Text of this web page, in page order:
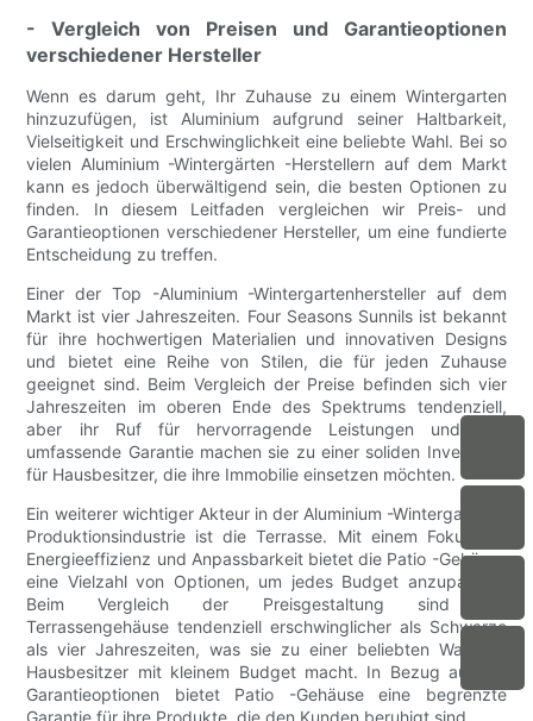
- Vergleich von Preisen und Garantieoptionen
verschiedener Hersteller
Wenn es darum geht, Ihr Zuhause zu einem Wintergarten
hinzuzufügen, ist Aluminium aufgrund seiner Haltbarkeit,
Vielseitigkeit und Erschwinglichkeit eine beliebte Wahl. Bei so
vielen Aluminium -Wintergärten -Herstellern auf dem Markt
kann es jedoch überwältigend sein, die besten Optionen zu
finden. In diesem Leitfaden vergleichen wir Preis- und
Garantieoptionen verschiedener Hersteller, um eine fundierte
Entscheidung zu treffen.
Einer der Top -Aluminium -Wintergartenhersteller auf dem
Markt ist vier Jahreszeiten. Four Seasons Sunnils ist bekannt
für ihre hochwertigen Materialien und innovativen Designs
und bietet eine Reihe von Stilen, die für jeden Zuhause
geeignet sind. Beim Vergleich der Preise befinden sich vier
Jahreszeiten im oberen Ende des Spektrums tendenziell,
aber ihr Ruf für hervorragende Leistungen und ihre
umfassende Garantie machen sie zu einer soliden Investition
für Hausbesitzer, die ihre Immobilie einsetzen möchten.
Ein weiterer wichtiger Akteur in der Aluminium -Wintergarten -
Produktionsindustrie ist die Terrasse. Mit einem Fokus auf
Energieeffizienz und Anpassbarkeit bietet die Patio -Gehäuse
eine Vielzahl von Optionen, um jedes Budget anzupassen.
Beim Vergleich der Preisgestaltung sind die
Terrassengehäuse tendenziell erschwinglicher als Schwarze
als vier Jahreszeiten, was sie zu einer beliebten Wahl für
Hausbesitzer mit kleinem Budget macht. In Bezug auf die
Garantieoptionen bietet Patio -Gehäuse eine begrenzte